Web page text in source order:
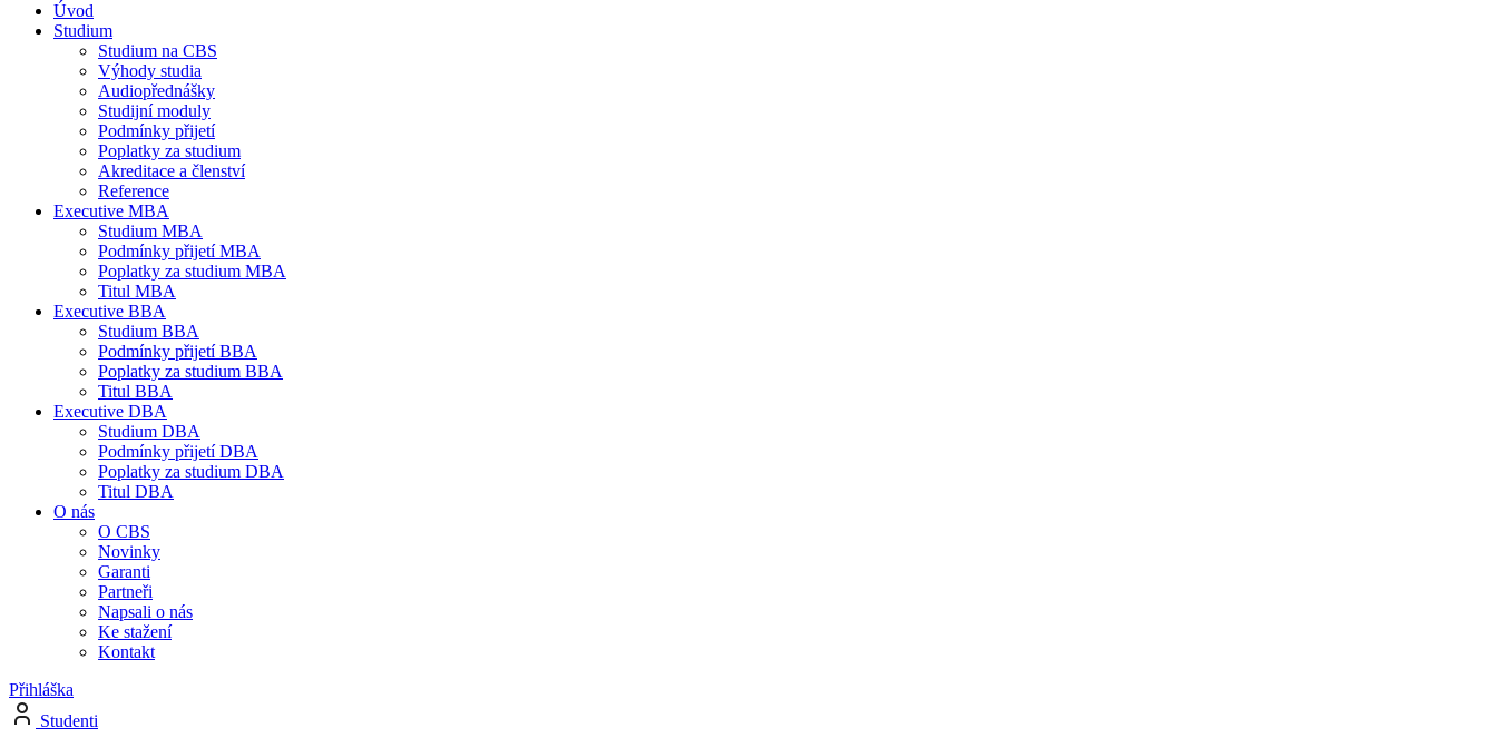
Úvod
Studium
Studium na CBS
Výhody studia
Audiopřednášky
Studijní moduly
Podmínky přijetí
Poplatky za studium
Akreditace a členství
Reference
Executive MBA
Studium MBA
Podmínky přijetí MBA
Poplatky za studium MBA
Titul MBA
Executive BBA
Studium BBA
Podmínky přijetí BBA
Poplatky za studium BBA
Titul BBA
Executive DBA
Studium DBA
Podmínky přijetí DBA
Poplatky za studium DBA
Titul DBA
O nás
O CBS
Novinky
Garanti
Partneři
Napsali o nás
Ke stažení
Kontakt
Přihláška
Studenti